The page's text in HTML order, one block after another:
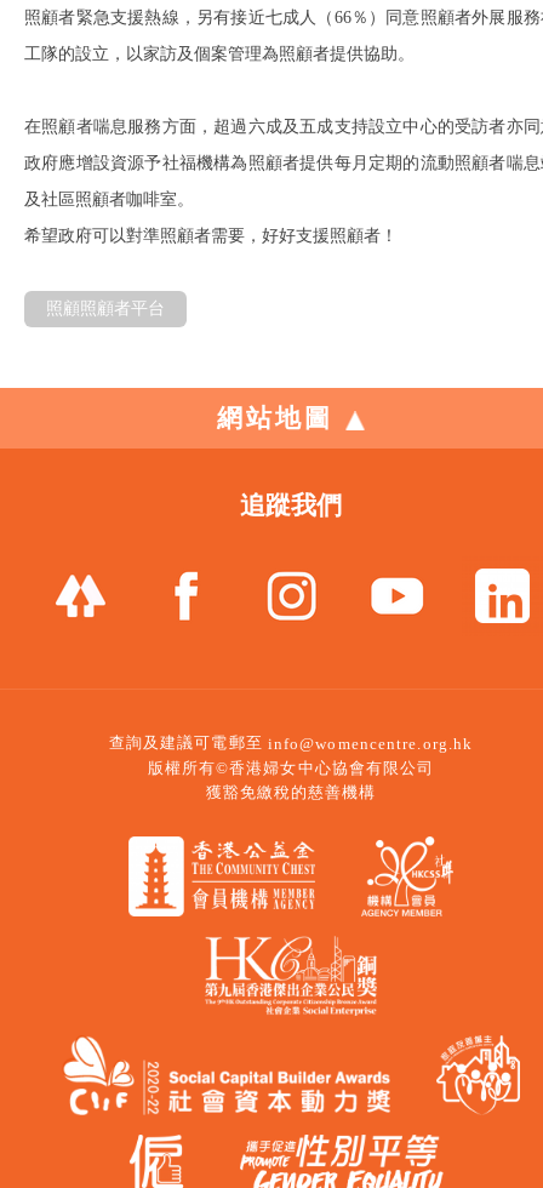
照顧者緊急支援熱線，另有接近七成人（66％）同意照顧者外展服
工隊的設立，以家訪及個案管理為照顧者提供協助。
在照顧者喘息服務方面，超過六成及五成支持設立中心的受訪者亦
政府應增設資源予社福機構為照顧者提供每月定期的流動照顧者喘
及社區照顧者咖啡室。
希望政府可以對準照顧者需要，好好支援照顧者！
照顧照顧者平台
網站地圖
追蹤我們
查詢及建議可電郵至 info@womencentre.org.hk
版權所有©香港婦女中心協會有限公司
獲豁免繳稅的慈善機構